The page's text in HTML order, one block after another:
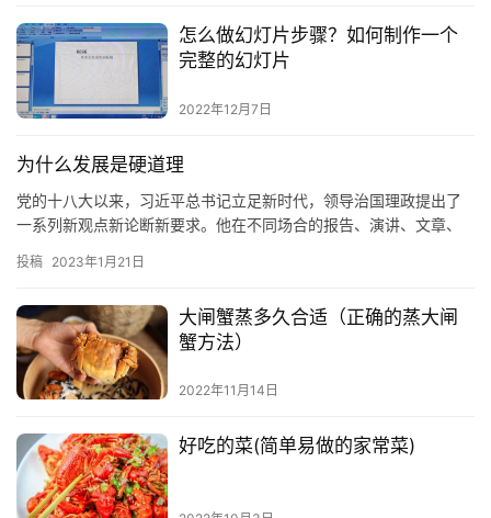
怎么做幻灯片步骤？如何制作一个
完整的幻灯片
2022年12月7日
为什么发展是硬道理
党的十八大以来，习近平总书记立足新时代，领导治国理政提出了
一系列新观点新论断新要求。他在不同场合的报告、演讲、文章、
及管理…
投稿 2023年1月21日
大闸蟹蒸多久合适（正确的蒸大闸
蟹方法）
2022年11月14日
好吃的菜(简单易做的家常菜)